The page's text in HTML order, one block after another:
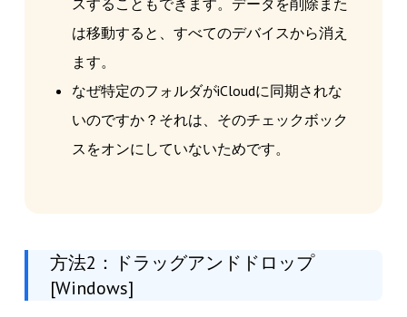
スすることもできます。データを削除また
は移動すると、すべてのデバイスから消え
ます。
なぜ特定のフォルダがiCloudに同期されな
いのですか？それは、そのチェックボック
スをオンにしていないためです。
方法2：ドラッグアンドドロップ
[Windows]